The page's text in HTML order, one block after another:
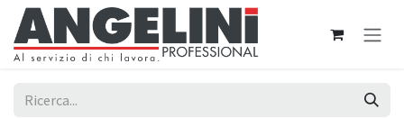
Passa al contenuto